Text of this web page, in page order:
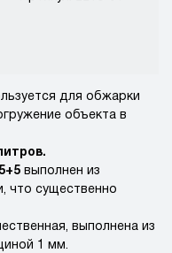
для обжарки
объекта в
выполнен из
что существенно
выполнена из
1 мм.